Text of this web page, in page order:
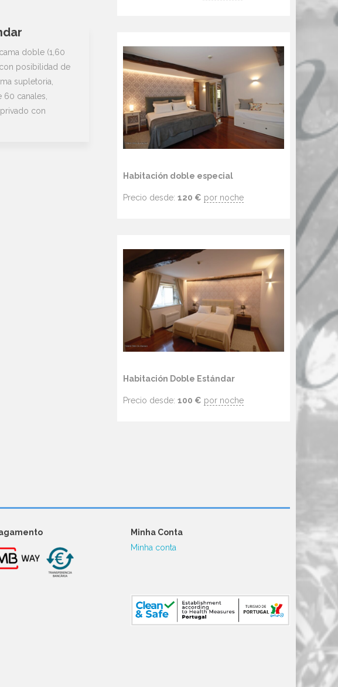
doble (1,60
posibilidad de
supletoria,
canales,
con
Habitación doble especial
Precio desde: 120 € por noche
Habitación Doble Estándar
Precio desde: 100 € por noche
Minha Conta
Minha conta